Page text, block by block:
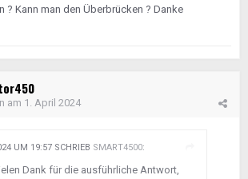
? Kann man den Überbrücken ? Danke
am 1. April 2024
UM 19:57 SCHRIEB SMART4500:
Dank für die ausführliche Antwort,